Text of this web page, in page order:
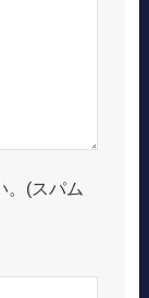
。(スパム